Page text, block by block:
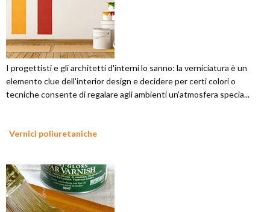
I progettisti e gli architetti d'interni lo sanno: la verniciatura è un
elemento clue dell'interior design e decidere per certi colori o
tecniche consente di regalare agli ambienti un'atmosfera specia...
Vernici poliuretaniche